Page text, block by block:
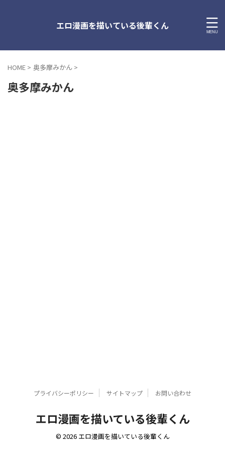
エロ漫画を描いている後輩くん
HOME > 奥多摩みかん >
奥多摩みかん
プライバシーポリシー サイトマップ お問い合わせ
エロ漫画を描いている後輩くん
© 2026 エロ漫画を描いている後輩くん